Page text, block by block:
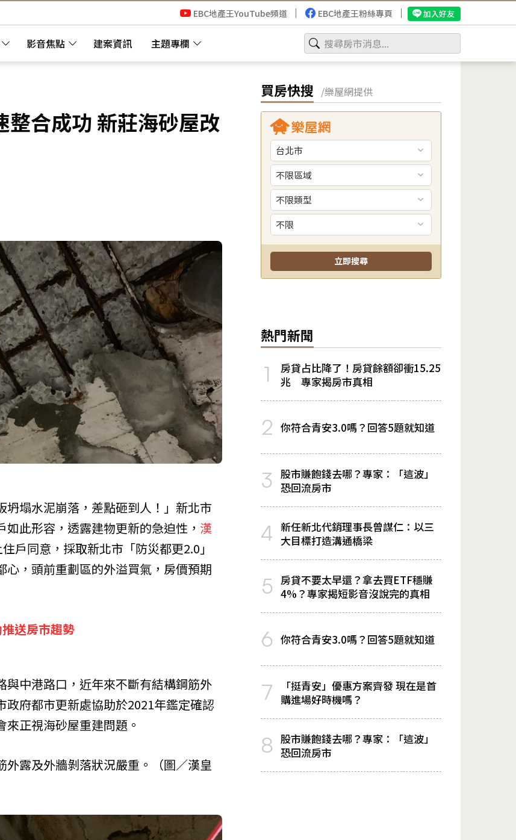
影音焦點 建案資訊 主題專欄
EBC地產王YouTube頻道 EBC地產王粉絲專頁 加入好友
合成功 新莊海砂屋改
坍塌水泥崩落，差點砸到人！」新北市
如此形容，透露建物更新的急迫性， 漢
戶同意，採取新北市「防災都更2.0」
，頭前重劃區的外溢買氣，房價預期
送房市趨勢
與中港路口，近年來不斷有結構鋼筋外
政府都市更新處協助於2021年鑑定確認
正視海砂屋重建問題。
露及外牆剝落狀況嚴重。（圖／漢皇
買房快搜 /樂屋網提供
熱門新聞
1
房貸占比降了！房貸餘額卻衝15.25
兆 專家揭房市真相
2 你符合青安3.0嗎？回答5題就知道
3 股市賺飽錢去哪？專家：「這波」
恐回流房市
4 新任新北代銷理事長曾謀仁：以三
大目標打造溝通橋梁
5 房貸不要太早還？拿去買ETF穩賺
4%？專家揭短影音沒說完的真相
6 你符合青安3.0嗎？回答5題就知道
7
「挺青安」優惠方案齊發 現在是首
購進場好時機嗎？
8 股市賺飽錢去哪？專家：「這波」
恐回流房市